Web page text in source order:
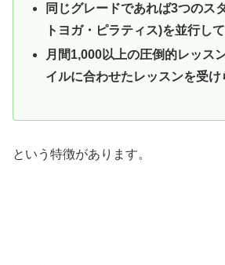
同じグレードであれば3つのス
トヨガ・ピラティス)を並行し
月間1,000以上の圧倒的レッス
イルに合わせたレッスンを受け
という特徴があります。